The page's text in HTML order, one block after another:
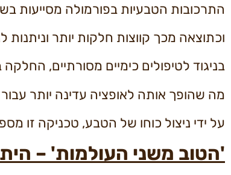
התרכובות הטבעיות בפורמולה מסייעות
וכתוצאה מכך קווצות חלקות יותר וניתנות
בניגוד לטיפולים כימיים מסורתיים,
מה שהופך אותה לאופציה עדינה יותר
על ידי ניצול כוחו של הטבע, טכניקה זו
'הטוב משני העולמות' –